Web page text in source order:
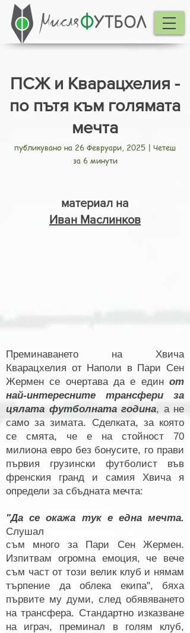
ПСЖ и Кварацхелия -
по пътя към голямата
мечта
публикувано на 26 Февруари, 2025 | Четеш
за 6 минути
материал на
Иван Маслинков
Преминаването на Хвича
Кварацхелия от Наполи в Пари Сен
Жермен се очертава да е един от
най-интересните трансфери за
цялата футболната година, а не
само за зимата. Сделката, за която
се смята, че е на стойност 70
милиона евро без бонусите, го прави
първия грузински футболист във
френския гранд и самия Хвича я
определи за сбъдната мечта:
"Да се окажа тук е една мечта.
Слушал
съм много за Пари Сен Жермен.
Изпитвам огромна емоция, че вече
съм част от този велик клуб и нямам
търпение да облека екипа", бяха
първите му думи, след обявяването
на трансфера. Стандартно изказване
на играч, преминал в голям клуб,